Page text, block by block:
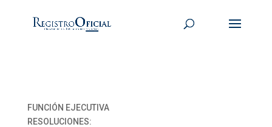
FUNCIÓN EJECUTIVA
RESOLUCIONES: